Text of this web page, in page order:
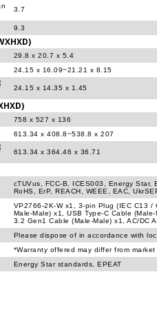
3.7
9.3
29.8 x 20.7 x 5.4
24.15 x 16.09~21.21 x 8.15
24.15 x 14.35 x 1.45
758 x 527 x 136
613.34 x 408.8~538.8 x 207
613.34 x 364.46 x 36.71
cTUVus, FCC-B, ICES003, Energy Star,
RoHS, ErP, REACH, WEEE, EAC,
VP2766-2K-W x1, 3-pin Plug (IEC C13 /
Male-Male) x1, USB Type-C Cable
3.2 Gen1 Cable (Male-Male) x1, AC/DC
Please dispose of in accordance with
*Warranty offered may differ from
Energy Star standards, EPEAT